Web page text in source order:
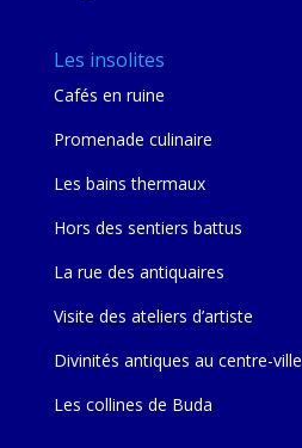
Les insolites
Cafés en ruine
Promenade culinaire
Les bains thermaux
Hors des sentiers battus
La rue des antiquaires
Visite des ateliers d’artiste
Divinités antiques au centre-ville
Les collines de Buda